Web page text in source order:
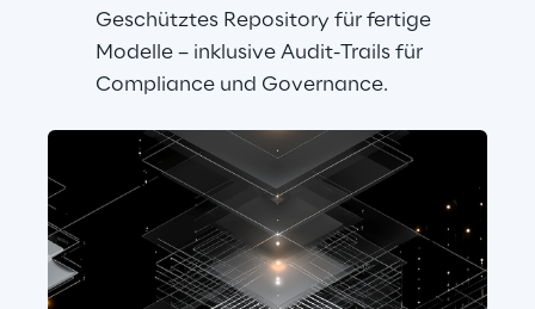
Geschütztes Repository für fertige
Modelle – inklusive Audit-Trails für
Compliance und Governance.